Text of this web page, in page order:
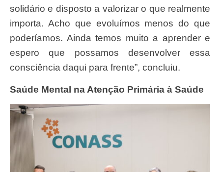
solidário e disposto a valorizar o que realmente
importa. Acho que evoluímos menos do que
poderíamos. Ainda temos muito a aprender e
espero que possamos desenvolver essa
consciência daqui para frente”, concluiu.
Saúde Mental na Atenção Primária à Saúde